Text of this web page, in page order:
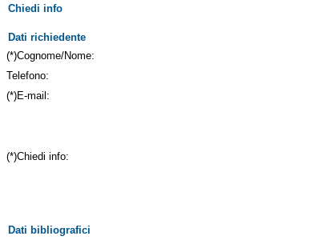
Chiedi info
Dati richiedente
(*)Cognome/Nome:
Telefono:
(*)E-mail:
(*)Chiedi info:
Dati bibliografici